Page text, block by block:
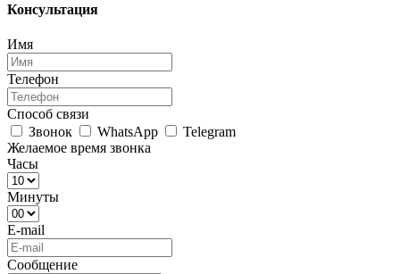
Консультация
Имя
Телефон
Способ связи
Звонок
WhatsApp
Telegram
Желаемое время звонка
Часы
Минуты
E-mail
Сообщение